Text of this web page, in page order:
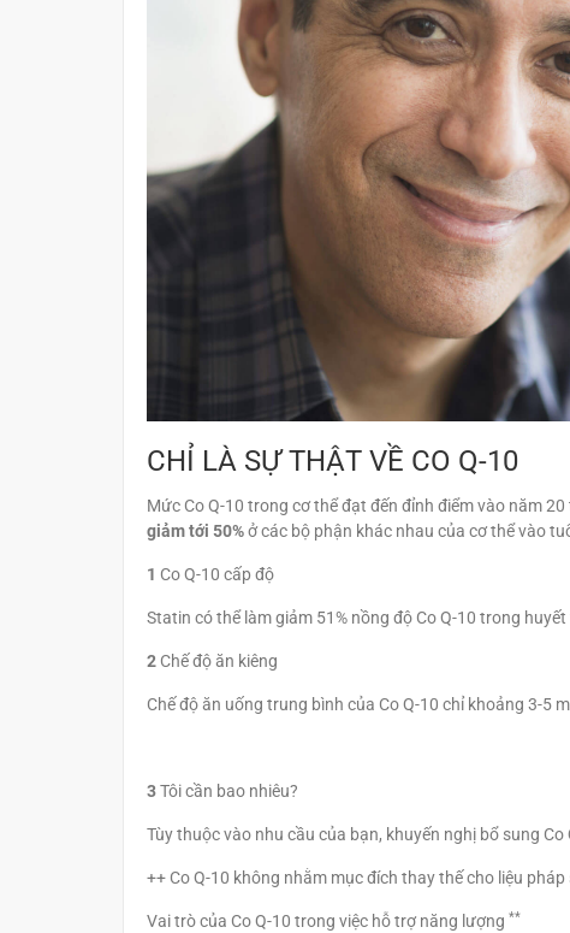
CHỈ LÀ SỰ THẬT VỀ CO Q-10
Mức Co Q-10 trong cơ thể đạt đến đỉnh điểm vào năm 20
giảm tới 50%ở các bộ phận khác nhau của cơ thể vào
1 Co Q-10 cấp độ
Statin có thể làm giảm 51% nồng độ Co Q-10 trong
2 Chế độ ăn kiêng
Chế độ ăn uống trung bình của Co Q-10 chỉ khoảng 3-5
3Tôi cần bao nhiêu?
Tùy thuộc vào nhu cầu của bạn, khuyến nghị bổ sung
++ Co Q-10 không nhằm mục đích thay thế cho liệu
Vai trò của Co Q-10 trong việc hỗ trợ năng lượng **